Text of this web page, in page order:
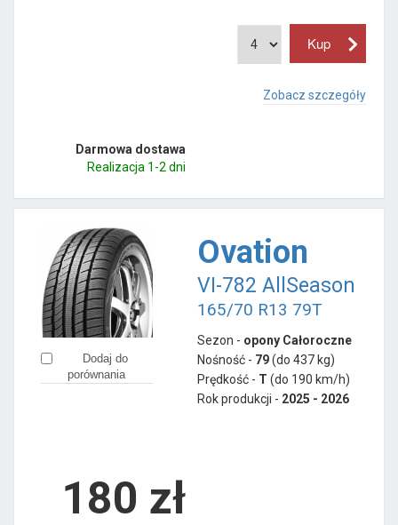
Zobacz szczegóły
Darmowa dostawa
Realizacja 1-2 dni
Dodaj do
porównania
Ovation
VI-782 AllSeason
165/70 R13 79T
Sezon - opony Całoroczne
Nośność - 79(do 437 kg)
Prędkość - T (do 190 km/h)
Rok produkcji - 2025 - 2026
180 zł